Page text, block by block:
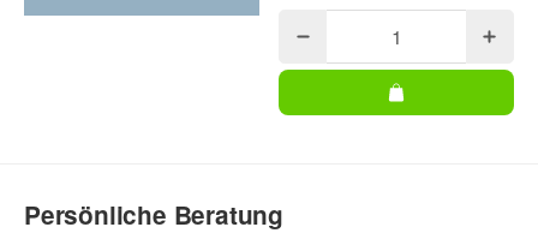
Persönliche Beratung